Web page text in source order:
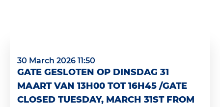
30 March 2026 11:50
GATE GESLOTEN OP DINSDAG 31
MAART VAN 13H00 TOT 16H45 /GATE
CLOSED TUESDAY, MARCH 31ST FROM